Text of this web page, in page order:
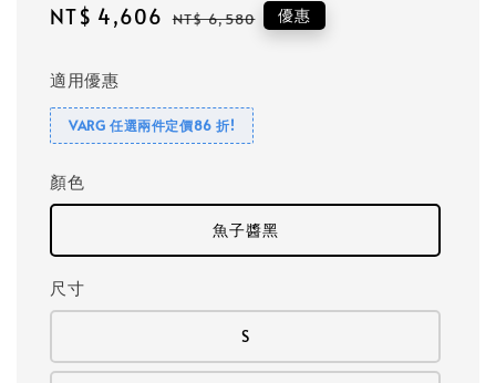
Sale
NT$ 4,606 Regular
NT$ 6,580 優惠
適用優惠
VARG 任選兩件定價86 折!
顏色
魚子醬黑
尺寸
S